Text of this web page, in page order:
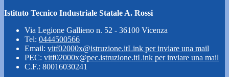
Istituto Tecnico Industriale Statale A. Rossi
Via Legione Gallieno n. 52 - 36100 Vicenza
Tel: 0444500566
Email: vitf02000x@istruzione.itLink per inviare una mail
PEC: vitf02000x@pec.istruzione.itLink per inviare una mail
C.F.: 80016030241